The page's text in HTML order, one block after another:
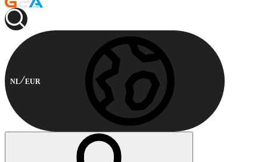
NL EUR